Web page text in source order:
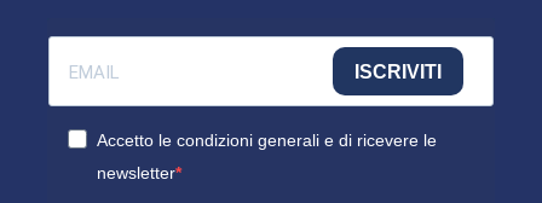
ISCRIVITI
Accetto le condizioni generali e di ricevere le
newsletter